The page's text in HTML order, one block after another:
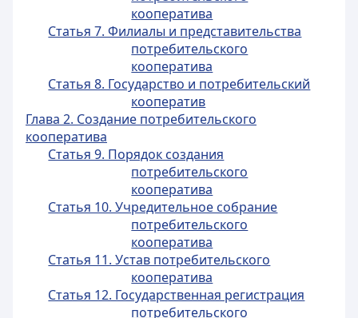
кооператива
Статья 7. Филиалы и представительства
потребительского
кооператива
Статья 8. Государство и потребительский
кооператив
Глава 2. Создание потребительского
кооператива
Статья 9. Порядок создания
потребительского
кооператива
Статья 10. Учредительное собрание
потребительского
кооператива
Статья 11. Устав потребительского
кооператива
Статья 12. Государственная регистрация
потребительского